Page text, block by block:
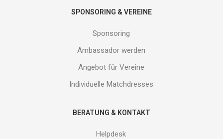
SPONSORING & VEREINE
Sponsoring
Ambassador werden
Angebot für Vereine
Individuelle Matchdresses
BERATUNG & KONTAKT
Helpdesk